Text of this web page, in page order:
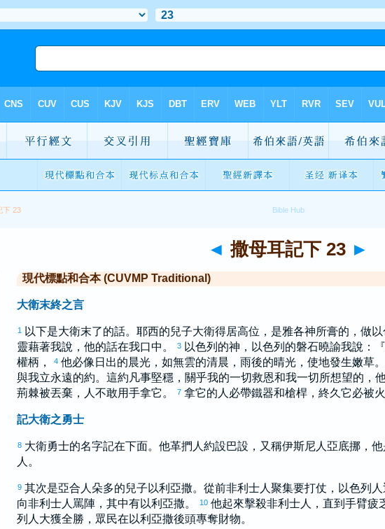
下 23
◄ 撒母耳記下 23 ►
現代標點和合本 (CUVMP Traditional)
大衛末終之言
1 以下是大衛末了的話。 耶西的兒子大衛得居高位，是雅各神所膏的，做以
靈藉著我說，他的話在我口中。
3 以色列 的神， 以色列 的磐石曉諭我說：
權柄，
4 他必像日出的晨光，如無雲的清晨，雨後的晴光，使地發生嫩草。
與我立永遠的約。這約凡事堅穩，關乎我的一切救恩和我一切所想望的，
荊棘被丟棄，人不敢用手拿它。
7 拿它的人必帶鐵器和槍桿，終久它必被火
記大衛之勇士
8 大衛勇士的名字記在下面。 他革捫 人 約設巴設 ，又稱伊斯尼人 亞底挪，他
人。
9 其次是亞合 人 朵多的兒子 以利亞撒。從前非利士人聚集要打仗， 以色列
向非利士人罵陣，其中有以利亞撒。 10 他起來擊殺非利士人，直到手臂疲
列 人大獲全勝，眾民在 以利亞撒後頭專奪財物。